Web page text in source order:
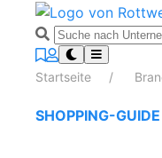
Startseite
SHOPPING-GUIDE